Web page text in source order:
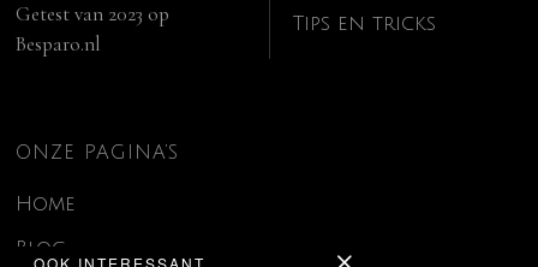
OOK INTERESSANT
Getest van 2023 op
Besparo.nl
Tips en tricks
ONZE PAGINA’S
Home
Blog